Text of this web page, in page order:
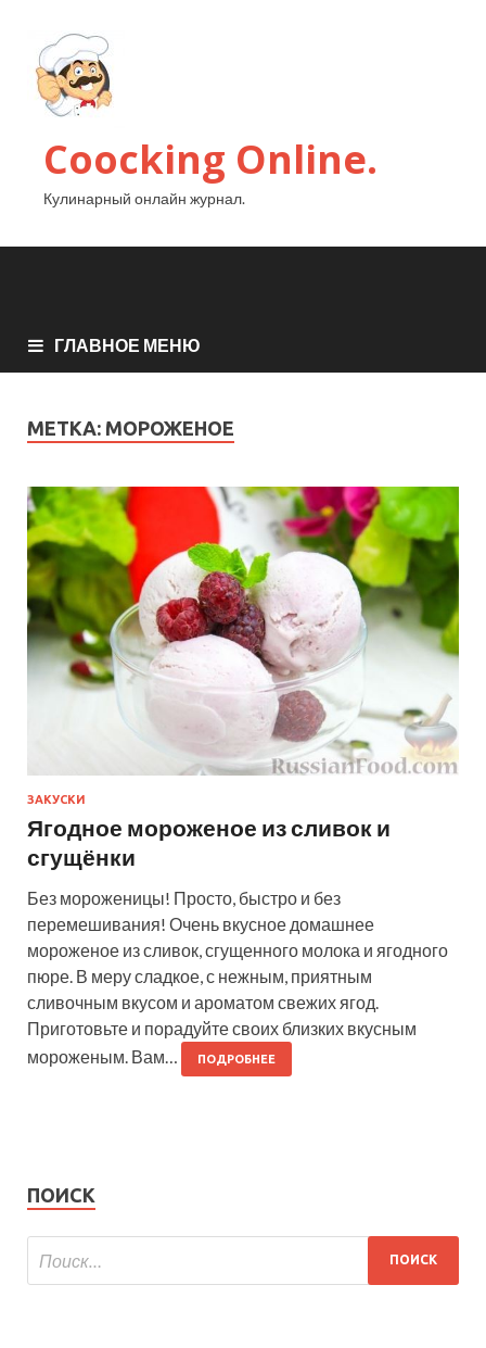
Coocking Online.
Кулинарный онлайн журнал.
ГЛАВНОЕ МЕНЮ
МЕТКА: МОРОЖЕНОЕ
ЗАКУСКИ
Ягодное мороженое из сливок и
сгущёнки
Без мороженицы! Просто, быстро и без
перемешивания! Очень вкусное домашнее
мороженое из сливок, сгущенного молока и ягодного
пюре. В меру сладкое, с нежным, приятным
сливочным вкусом и ароматом свежих ягод.
Приготовьте и порадуйте своих близких вкусным
мороженым. Вам…
ПОДРОБНЕЕ
ПОИСК